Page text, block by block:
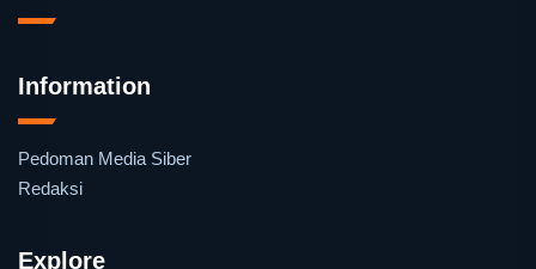
Information
Pedoman Media Siber
Redaksi
Explore